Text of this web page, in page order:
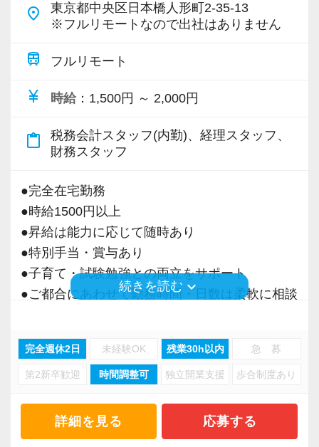
う」という気持ちに自然になれます。
「未経験だし」「入社したばかりだし」となか
なか手を挙げられなくても、上長がフォローし
て「やってみて！」と任せてくれますから、安
心して飛び込んできてください！
ます。
新しい扉を開けるのはとても勇気がいることで
すが、輝ける未来のために一歩を踏み出して一
インターンから新卒で入社しました。
うくらい実践に近い形の業務を任されて大変な1
年でしたが、だからこそ実力がつき達成感を得
ることができました。
まだ入社１年目ですが、すでに法人20件・個人8
件を担当させてもらっています。
す。
オフィスに税理士がいるので、わからないこと
はすぐ聞けるのがいいですね。
経験と知識をつけて、お客様から頼られる存
在、後輩の手本になるような存在になれるよう
そのなかで定期的な席替えやチームの班替えを
実施。得意分野や経験の異なる様々な人と一緒
に仕事を行うことで、より柔軟かつ多彩なノウ
す。
り、オンライン・オフラインを問わず気軽に話
し合える社風です。
【各種社会保険完備、ユニークな手当制度あ
り】
社会保険等の一般的な福利厚生の他に、各種手
当も充実。
税務能力検定等の資格検定に合格するともらえ
る「合格手当」、社員には入社3年（5万円）・5
す。
詳しくはこちら（リンク先：https://www.tokyo-
consulting.com/recruit/environment/benefits）
【成長のための5つのこだわりを大事にしていま
客様対応についてはOJTで実践的に研修を実
社内のロープレでお客様対応の練習ができるの
ます。
てもらい、できることを増やしながら徐々に担
当をお任せしていきます。
私たちが未経験者に求めるのは、謙虚さと素直
さです。
常に学ぶ姿勢を忘れず、謙虚に仕事に取り組ん
でくださる方を求めます。
わからないことがあれば、誰でも最初は初心者
なので、遠慮なく何でも聞いてください。
【こんな方を求めています】
・新しいことでも吸収して取り組んでいただけ
・積極性と向上心を持ち合わせている人
・わからないことはわからないと素直に言える
さらに当事務所では司法書士・弁護士・労務士
ップも図れます。
席してもらっていますので、良い刺激にもなり
【すべての税務に関与できる環境で、会計事務
所経験者を募集します】
入社後は、経験豊富な先輩と一緒に、あなたの
スキルに合わせた仕事と経験を積んでくださ
い。
その後はあなたの意欲に応じて、幅広い業務に
携わることも可能です。
ご応募、心よりお待ちしております！
place
東京都中央区日本橋人形町2-35-13
※フルリモートなので出社はありません
train フルリモート
currency_yen 時給 ：1,500円 ～ 2,000円
content_paste
税務会計スタッフ(内勤)、経理スタッフ、
財務スタッフ
●完全在宅勤務
●時給1500円以上
●昇給は能力に応じて随時あり
●特別手当・賞与あり
●子育て・試験勉強との両立をサポート
●ご都合にあわせて勤務時間・日数は柔軟に相談
●正社員登用あり
当事務所は、創業期や成長期の企業を中心に支
現代では電子化が進んでいることから人も会社
も生産性が求められており、当事務所でもDXを
続きを読む keyboard_arrow_down
完全週休2日 未経験OK 残業30h以内 急 募
第2新卒歓迎 時間調整可 独立開業支援 歩合制度あり
詳細を見る 応募する